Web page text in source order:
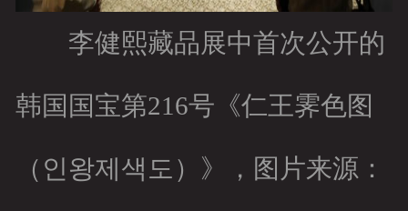
李健熙藏品展中首次公开的
韩国国宝第216号《仁王霁色图
（인왕제색도）》，图片来源：